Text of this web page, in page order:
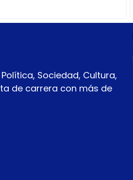
Sociedad, Cultura,
de carrera con más de